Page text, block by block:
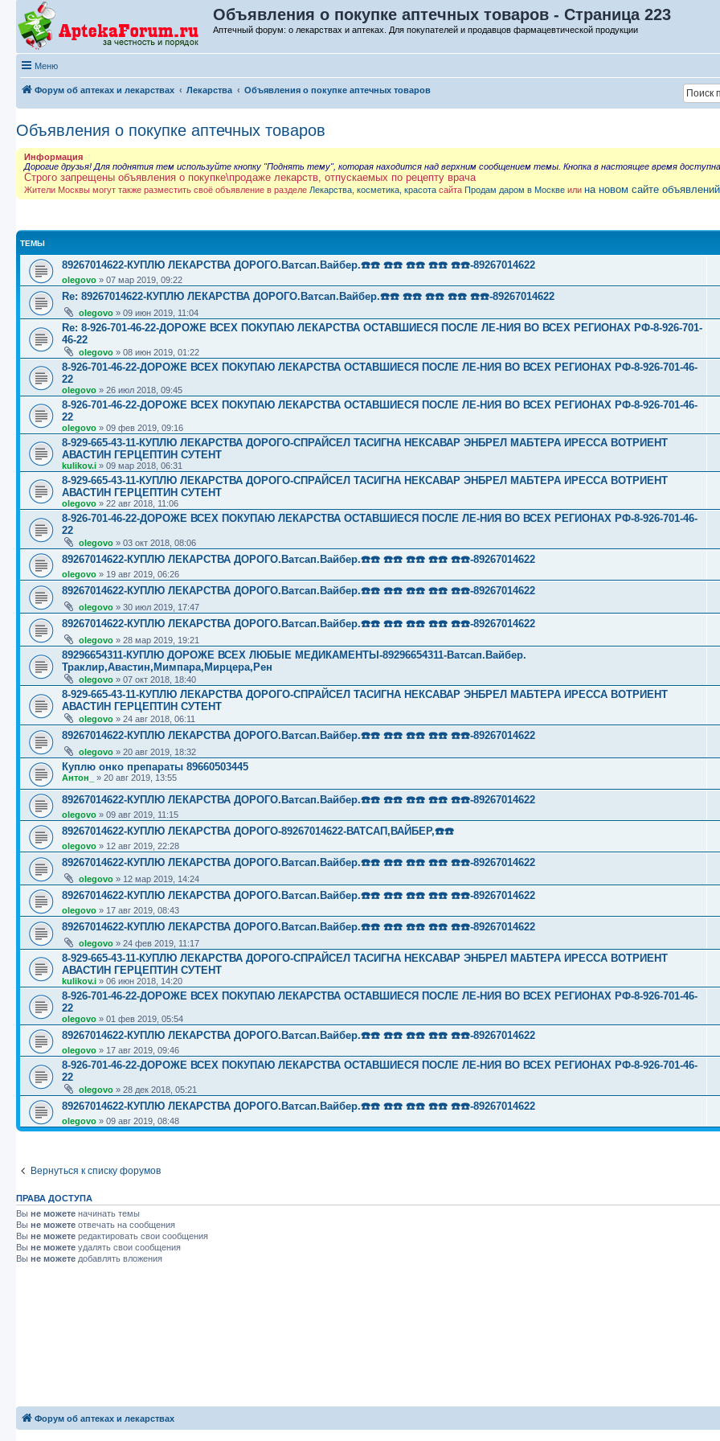
Объявления о покупке аптечных товаров - Страница 223
Аптечный форум: о лекарствах и аптеках. Для покупателей и продавцов фармацевтической продукции
Меню
Форум об аптеках и лекарствах Лекарства Объявления о покупке аптечных товаров
Объявления о покупке аптечных товаров
Информация
Дорогие друзья! Для поднятия тем используйте кнопку "Поднять тему", которая находится над верхним сообщением темы. Кнопка в настоящее время
Строго запрещены объявления о покупке\продаже лекарств, отпускаемых по рецепту врача
Жители Москвы могут также разместить своё объявление в разделе Лекарства, косметика, красота сайта Продам даром в Москве или на новом сайте
ТЕМЫ
89267014622-КУПЛЮ ЛЕКАРСТВА ДОРОГО.Ватсап.Вайбер.☎️☎️ ☎️☎️ ☎️☎️ ☎️☎️ ☎️☎️-89267014622
olegovo » 07 мар 2019, 09:22
Re: 89267014622-КУПЛЮ ЛЕКАРСТВА ДОРОГО.Ватсап.Вайбер.☎️☎️ ☎️☎️ ☎️☎️ ☎️☎️ ☎️☎️-89267014622
olegovo » 09 июн 2019, 11:04
Re: 8-926-701-46-22-ДОРОЖЕ ВСЕХ ПОКУПАЮ ЛЕКАРСТВА ОСТАВШИЕСЯ ПОСЛЕ ЛЕ-НИЯ ВО ВСЕХ РЕГИОНАХ РФ-8-926-701-
46-22
olegovo » 08 июн 2019, 01:22
8-926-701-46-22-ДОРОЖЕ ВСЕХ ПОКУПАЮ ЛЕКАРСТВА ОСТАВШИЕСЯ ПОСЛЕ ЛЕ-НИЯ ВО ВСЕХ РЕГИОНАХ РФ-8-926-701-46-
22
olegovo » 26 июл 2018, 09:45
8-926-701-46-22-ДОРОЖЕ ВСЕХ ПОКУПАЮ ЛЕКАРСТВА ОСТАВШИЕСЯ ПОСЛЕ ЛЕ-НИЯ ВО ВСЕХ РЕГИОНАХ РФ-8-926-701-46-
22
olegovo » 09 фев 2019, 09:16
8-929-665-43-11-КУПЛЮ ЛЕКАРСТВА ДОРОГО-СПРАЙСЕЛ ТАСИГНА НЕКСАВАР ЭНБРЕЛ МАБТЕРА ИРЕССА ВОТРИЕНТ
АВАСТИН ГЕРЦЕПТИН СУТЕНТ
kulikov.i » 09 мар 2018, 06:31
8-929-665-43-11-КУПЛЮ ЛЕКАРСТВА ДОРОГО-СПРАЙСЕЛ ТАСИГНА НЕКСАВАР ЭНБРЕЛ МАБТЕРА ИРЕССА ВОТРИЕНТ
АВАСТИН ГЕРЦЕПТИН СУТЕНТ
olegovo » 22 авг 2018, 11:06
8-926-701-46-22-ДОРОЖЕ ВСЕХ ПОКУПАЮ ЛЕКАРСТВА ОСТАВШИЕСЯ ПОСЛЕ ЛЕ-НИЯ ВО ВСЕХ РЕГИОНАХ РФ-8-926-701-46-
22
olegovo » 03 окт 2018, 08:06
89267014622-КУПЛЮ ЛЕКАРСТВА ДОРОГО.Ватсап.Вайбер.☎️☎️ ☎️☎️ ☎️☎️ ☎️☎️ ☎️☎️-89267014622
olegovo » 19 авг 2019, 06:26
89267014622-КУПЛЮ ЛЕКАРСТВА ДОРОГО.Ватсап.Вайбер.☎️☎️ ☎️☎️ ☎️☎️ ☎️☎️ ☎️☎️-89267014622
olegovo » 30 июл 2019, 17:47
89267014622-КУПЛЮ ЛЕКАРСТВА ДОРОГО.Ватсап.Вайбер.☎️☎️ ☎️☎️ ☎️☎️ ☎️☎️ ☎️☎️-89267014622
olegovo » 28 мар 2019, 19:21
89296654311-КУПЛЮ ДОРОЖЕ ВСЕХ ЛЮБЫЕ МЕДИКАМЕНТЫ-89296654311-Ватсап.Вайбер.
Траклир,Авастин,Мимпара,Мирцера,Рен
olegovo » 07 окт 2018, 18:40
8-929-665-43-11-КУПЛЮ ЛЕКАРСТВА ДОРОГО-СПРАЙСЕЛ ТАСИГНА НЕКСАВАР ЭНБРЕЛ МАБТЕРА ИРЕССА ВОТРИЕНТ
АВАСТИН ГЕРЦЕПТИН СУТЕНТ
olegovo » 24 авг 2018, 06:11
89267014622-КУПЛЮ ЛЕКАРСТВА ДОРОГО.Ватсап.Вайбер.☎️☎️ ☎️☎️ ☎️☎️ ☎️☎️ ☎️☎️-89267014622
olegovo » 20 авг 2019, 18:32
Куплю онко препараты 89660503445
Антон_ » 20 авг 2019, 13:55
89267014622-КУПЛЮ ЛЕКАРСТВА ДОРОГО.Ватсап.Вайбер.☎️☎️ ☎️☎️ ☎️☎️ ☎️☎️ ☎️☎️-89267014622
olegovo » 09 авг 2019, 11:15
89267014622-КУПЛЮ ЛЕКАРСТВА ДОРОГО-89267014622-ВАТСАП,ВАЙБЕР,☎️☎️
olegovo » 12 авг 2019, 22:28
89267014622-КУПЛЮ ЛЕКАРСТВА ДОРОГО.Ватсап.Вайбер.☎️☎️ ☎️☎️ ☎️☎️ ☎️☎️ ☎️☎️-89267014622
olegovo » 12 мар 2019, 14:24
89267014622-КУПЛЮ ЛЕКАРСТВА ДОРОГО.Ватсап.Вайбер.☎️☎️ ☎️☎️ ☎️☎️ ☎️☎️ ☎️☎️-89267014622
olegovo » 17 авг 2019, 08:43
89267014622-КУПЛЮ ЛЕКАРСТВА ДОРОГО.Ватсап.Вайбер.☎️☎️ ☎️☎️ ☎️☎️ ☎️☎️ ☎️☎️-89267014622
olegovo » 24 фев 2019, 11:17
8-929-665-43-11-КУПЛЮ ЛЕКАРСТВА ДОРОГО-СПРАЙСЕЛ ТАСИГНА НЕКСАВАР ЭНБРЕЛ МАБТЕРА ИРЕССА ВОТРИЕНТ
АВАСТИН ГЕРЦЕПТИН СУТЕНТ
kulikov.i » 06 июн 2018, 14:20
8-926-701-46-22-ДОРОЖЕ ВСЕХ ПОКУПАЮ ЛЕКАРСТВА ОСТАВШИЕСЯ ПОСЛЕ ЛЕ-НИЯ ВО ВСЕХ РЕГИОНАХ РФ-8-926-701-46-
22
olegovo » 01 фев 2019, 05:54
89267014622-КУПЛЮ ЛЕКАРСТВА ДОРОГО.Ватсап.Вайбер.☎️☎️ ☎️☎️ ☎️☎️ ☎️☎️ ☎️☎️-89267014622
olegovo » 17 авг 2019, 09:46
8-926-701-46-22-ДОРОЖЕ ВСЕХ ПОКУПАЮ ЛЕКАРСТВА ОСТАВШИЕСЯ ПОСЛЕ ЛЕ-НИЯ ВО ВСЕХ РЕГИОНАХ РФ-8-926-701-46-
22
olegovo » 28 дек 2018, 05:21
89267014622-КУПЛЮ ЛЕКАРСТВА ДОРОГО.Ватсап.Вайбер.☎️☎️ ☎️☎️ ☎️☎️ ☎️☎️ ☎️☎️-89267014622
olegovo » 09 авг 2019, 08:48
Вернуться к списку форумов
ПРАВА ДОСТУПА
Вы не можете начинать темы
Вы не можете отвечать на сообщения
Вы не можете редактировать свои сообщения
Вы не можете удалять свои сообщения
Вы не можете добавлять вложения
Форум об аптеках и лекарствах